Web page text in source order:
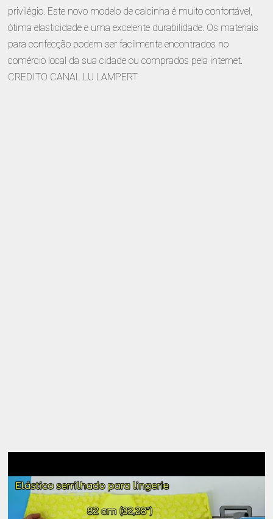
privilégio. Este novo modelo de calcinha é muito confortável,
ótima elasticidade e uma excelente durabilidade. Os materiais
para confecção podem ser facilmente encontrados no
comércio local da sua cidade ou comprados pela internet.
CREDITO CANAL LU LAMPERT